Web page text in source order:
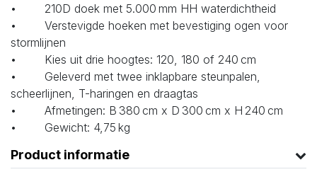
• 210D doek met 5.000 mm HH waterdichtheid
• Verstevigde hoeken met bevestiging ogen voor
stormlijnen
• Kies uit drie hoogtes: 120, 180 of 240 cm
• Geleverd met twee inklapbare steunpalen,
scheerlijnen, T-haringen en draagtas
• Afmetingen: B 380 cm x D 300 cm x H 240 cm
• Gewicht: 4,75 kg
Product informatie